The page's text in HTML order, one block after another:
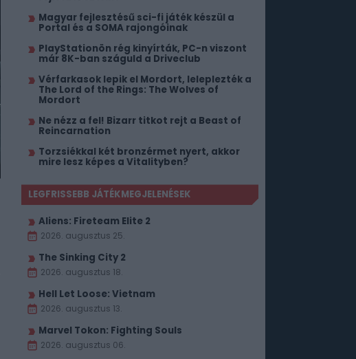
Magyar fejlesztésű sci-fi játék készül a
Portal és a SOMA rajongóinak
PlayStationön rég kinyírták, PC-n viszont
már 8K-ban száguld a Driveclub
Vérfarkasok lepik el Mordort, leleplezték a
The Lord of the Rings: The Wolves of
Mordort
Ne nézz a fel! Bizarr titkot rejt a Beast of
Reincarnation
Torzsiékkal két bronzérmet nyert, akkor
mire lesz képes a Vitalityben?
LEGFRISSEBB JÁTÉKMEGJELENÉSEK
Aliens: Fireteam Elite 2
2026. augusztus 25.
The Sinking City 2
2026. augusztus 18.
Hell Let Loose: Vietnam
2026. augusztus 13.
Marvel Tokon: Fighting Souls
2026. augusztus 06.